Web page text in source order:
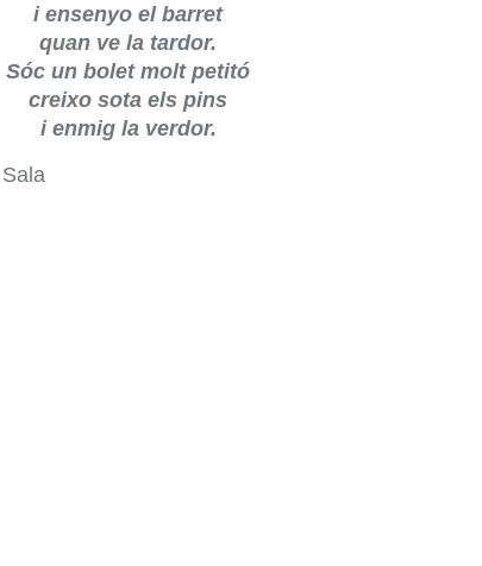
i ensenyo el barret
quan ve la tardor.
Sóc un bolet molt petitó
creixo sota els pins
i enmig la verdor.